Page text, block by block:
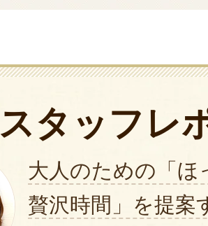
スタッフレ
大人のための「ほ
贅沢時間」を提案